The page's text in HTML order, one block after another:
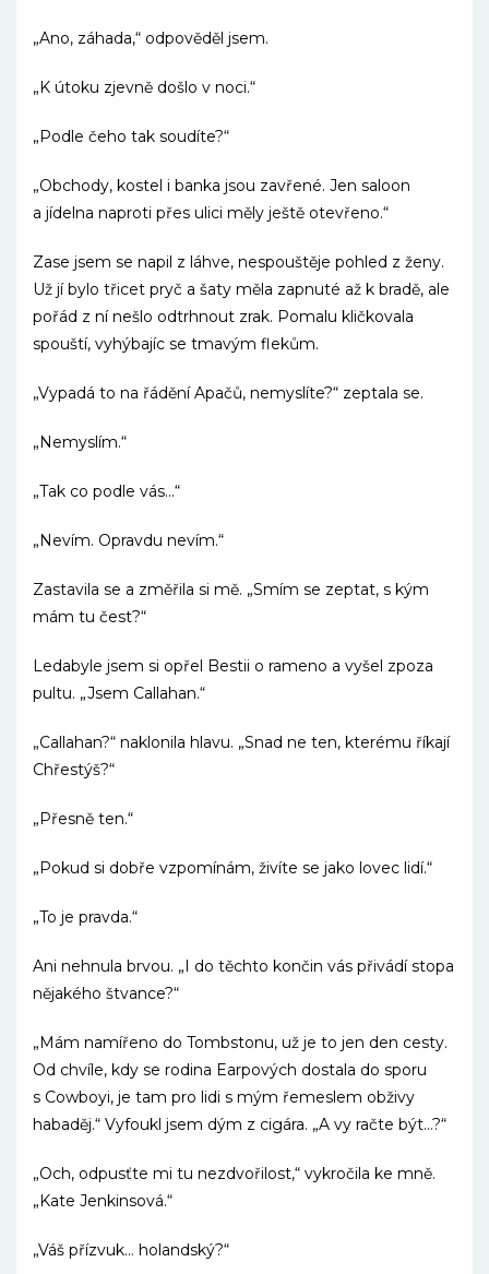
„Ano, záhada,“ odpověděl jsem.
„K útoku zjevně došlo v noci.“
„Podle čeho tak soudíte?“
„Obchody, kostel i banka jsou zavřené. Jen saloon
a jídelna naproti přes ulici měly ještě otevřeno.“
Zase jsem se napil z láhve, nespouštěje pohled z ženy.
Už jí bylo třicet pryč a šaty měla zapnuté až k bradě, ale
pořád z ní nešlo odtrhnout zrak. Pomalu kličkovala
spouští, vyhýbajíc se tmavým flekům.
„Vypadá to na řádění Apačů, nemyslíte?“ zeptala se.
„Nemyslím.“
„Tak co podle vás…“
„Nevím. Opravdu nevím.“
Zastavila se a změřila si mě. „Smím se zeptat, s kým
mám tu čest?“
Ledabyle jsem si opřel Bestii o rameno a vyšel zpoza
pultu. „Jsem Callahan.“
„Callahan?“ naklonila hlavu. „Snad ne ten, kterému říkají
Chřestýš?“
„Přesně ten.“
„Pokud si dobře vzpomínám, živíte se jako lovec lidí.“
„To je pravda.“
Ani nehnula brvou. „I do těchto končin vás přivádí stopa
nějakého štvance?“
„Mám namířeno do Tombstonu, už je to jen den cesty.
Od chvíle, kdy se rodina Earpových dostala do sporu
s Cowboyi, je tam pro lidi s mým řemeslem obživy
habaděj.“ Vyfoukl jsem dým z cigára. „A vy račte být…?“
„Och, odpusťte mi tu nezdvořilost,“ vykročila ke mně.
„Kate Jenkinsová.“
„Váš přízvuk… holandský?“